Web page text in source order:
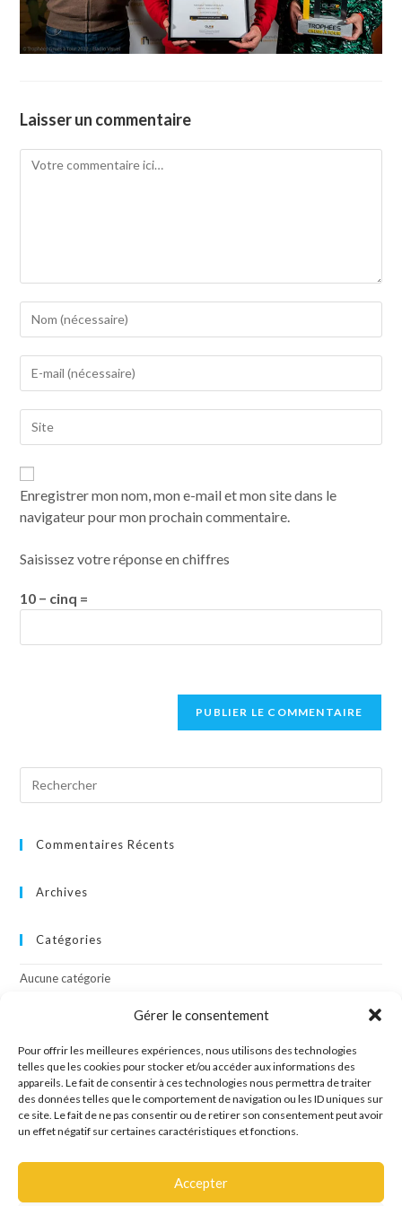
Gérer le consentement
Pour offrir les meilleures expériences, nous utilisons des technologies
telles que les cookies pour stocker et/ou accéder aux informations des
appareils. Le fait de consentir à ces technologies nous permettra de traiter
des données telles que le comportement de navigation ou les ID uniques sur
ce site. Le fait de ne pas consentir ou de retirer son consentement peut avoir
un effet négatif sur certaines caractéristiques et fonctions.
Accepter
Laisser un commentaire
Enregistrer mon nom, mon e-mail et mon site dans le
navigateur pour mon prochain commentaire.
Saisissez votre réponse en chiffres
10 − cinq =
Commentaires Récents
Archives
Catégories
Aucune catégorie
Connexion
Flux des publications
Flux des commentaires
Site de WordPress-FR